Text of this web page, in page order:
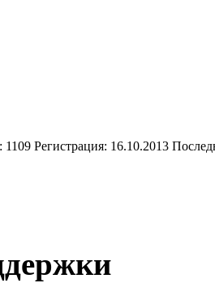
1109 Регистрация: 16.10.2013